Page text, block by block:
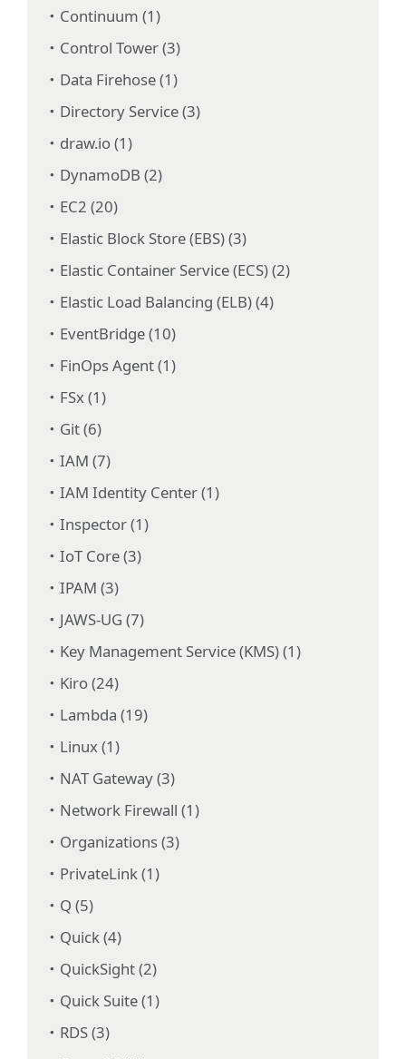
Continuum (1)
Control Tower (3)
Data Firehose (1)
Directory Service (3)
draw.io (1)
DynamoDB (2)
EC2 (20)
Elastic Block Store (EBS) (3)
Elastic Container Service (ECS) (2)
Elastic Load Balancing (ELB) (4)
EventBridge (10)
FinOps Agent (1)
FSx (1)
Git (6)
IAM (7)
IAM Identity Center (1)
Inspector (1)
IoT Core (3)
IPAM (3)
JAWS-UG (7)
Key Management Service (KMS) (1)
Kiro (24)
Lambda (19)
Linux (1)
NAT Gateway (3)
Network Firewall (1)
Organizations (3)
PrivateLink (1)
Q (5)
Quick (4)
QuickSight (2)
Quick Suite (1)
RDS (3)